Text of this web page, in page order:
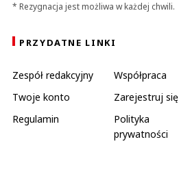
* Rezygnacja jest możliwa w każdej chwili.
PRZYDATNE LINKI
Zespół redakcyjny Współpraca
Twoje konto
Zarejestruj się
Regulamin
Polityka
prywatności